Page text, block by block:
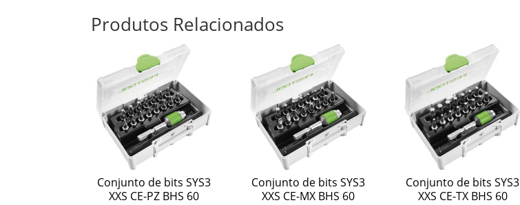
Produtos Relacionados
Conjunto de bits SYS3
XXS CE-PZ BHS 60
Conjunto de bits SYS3
XXS CE-MX BHS 60
Conjunto de bits SYS3
XXS CE-TX BHS 60